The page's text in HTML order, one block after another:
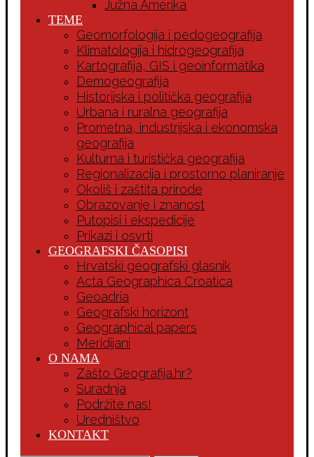
Južna Amerika
TEME
Geomorfologija i pedogeografija
Klimatologija i hidrogeografija
Kartografija, GIS i geoinformatika
Demogeografija
Historijska i politička geografija
Urbana i ruralna geografija
Prometna, industrijska i ekonomska
geografija
Kulturna i turistička geografija
Regionalizacija i prostorno planiranje
Okoliš i zaštita prirode
Obrazovanje i znanost
Putopisi i ekspedicije
Prikazi i osvrti
GEOGRAFSKI ČASOPISI
Hrvatski geografski glasnik
Acta Geographica Croatica
Geoadria
Geografski horizont
Geographical papers
Meridijani
O NAMA
Zašto Geografija.hr?
Suradnja
Podržite nas!
Uredništvo
KONTAKT